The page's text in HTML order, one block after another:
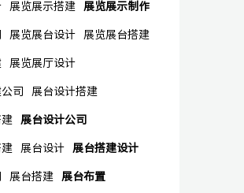
展览展示搭建 展览展示制作
展览展台设计 展览展台搭建
展览展厅设计
司 展台设计搭建
展台设计公司
展台设计 展台搭建设计
展台搭建 展台布置